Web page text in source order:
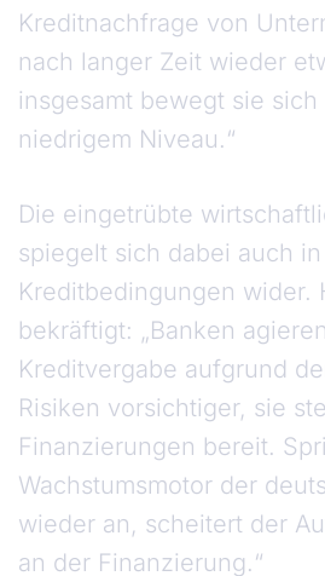
Kreditnachfrage von
nach langer Zeit wieder
insgesamt bewegt sie
niedrigem Niveau.“
Die eingetrübte
spiegelt sich dabei auch
Kreditbedingungen wider.
bekräftigt: „Banken
Kreditvergabe aufgrund
Risiken vorsichtiger, sie
Finanzierungen bereit.
Wachstumsmotor der
wieder an, scheitert der
an der Finanzierung.“